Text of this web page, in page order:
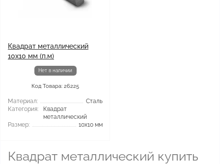
Квадрат металлический
10x10 мм (п.м)
Нет в наличии
Код Товара: 26225
Материал:
Сталь
Категория:
Квадрат
металлический
Размер:
10x10 мм
Квадрат металлический купить